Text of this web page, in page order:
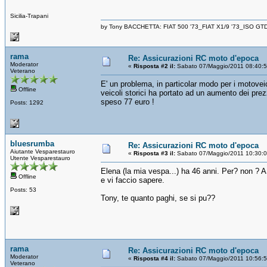
Sicilia-Trapani
by Tony BACCHETTA: FIAT 500 '73_FIAT X1/9 '73_ISO
rama
Moderator
Veterano
Offline
Posts: 1292
Re: Assicurazioni RC moto d'epoca
« Risposta #2 il: Sabato 07/Maggio/2011
E' un problema, in particolar modo per i
veicoli storici ha portato ad un aumento dei
speso 77 euro !
bluesrumba
Aiutante Vesparestauro
Utente Vesparestauro
Offline
Posts: 53
Re: Assicurazioni RC moto d'epoca
« Risposta #3 il: Sabato 07/Maggio/2011
Elena (la mia vespa...) ha 46 anni. Per? non ?
e vi faccio sapere.
Tony, te quanto paghi, se si pu??
rama
Moderator
Veterano
Re: Assicurazioni RC moto d'epoca
« Risposta #4 il: Sabato 07/Maggio/2011